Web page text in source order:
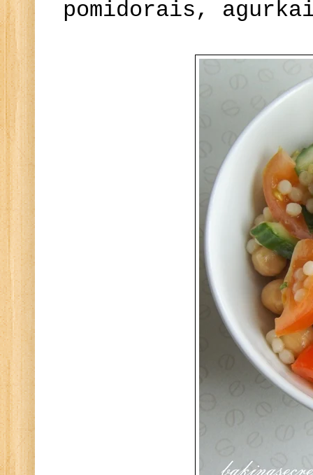
pomidorais,